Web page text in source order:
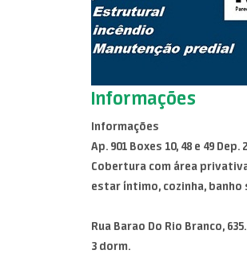
Informações
Informações
Ap. 901 Boxes 10, 48 e 49
Cobertura com área
estar íntimo, cozinha, banho
Rua Barao Do Rio Branco,
3 dorm.